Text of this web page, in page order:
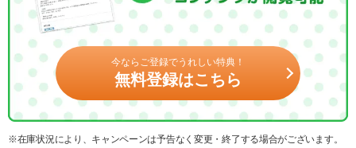
今ならご登録でうれしい特典！
無料登録はこちら
※在庫状況により、キャンペーンは予告なく変更・終了する場合がございます。